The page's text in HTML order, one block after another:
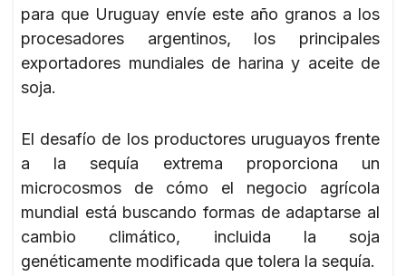
para que Uruguay envíe este año granos a los
procesadores argentinos, los principales
exportadores mundiales de harina y aceite de
soja.
El desafío de los productores uruguayos frente
a la sequía extrema proporciona un
microcosmos de cómo el negocio agrícola
mundial está buscando formas de adaptarse al
cambio climático, incluida la soja
genéticamente modificada que tolera la sequía.